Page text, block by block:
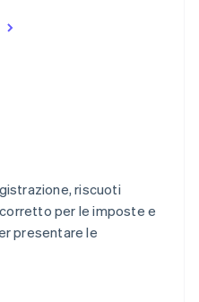
riscuoti
per le imposte e
presentare le